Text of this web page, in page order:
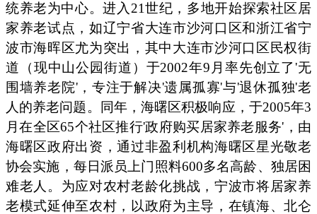
统养老为中心。进入21世纪，多地开始探索社区居
家养老试点，如辽宁省大连市沙河口区和浙江省宁
波市海晖区尤为突出，其中大连市沙河口区民权街
道（现中山公园街道）于2002年9月率先创立了'无
围墙养老院'，专注于解决'遗属孤寡'与'退休孤独'老
人的养老问题。同年，海曙区积极响应，于2005年3
月在全区65个社区推行'政府购买居家养老服务'，由
海曙区政府出资，通过非盈利机构海曙区星光敬老
协会实施，每日派员上门照料600多名高龄、独居困
难老人。为应对农村老龄化挑战，宁波市将居家养
老模式延伸至农村，以政府为主导，在镇海、北仑